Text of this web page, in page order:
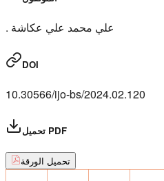
. علي محمد علي عكاشة
DOI
10.30566/ijo-bs/2024.02.120
تحميل PDF
تحميل الورقة